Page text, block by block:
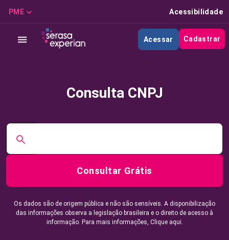
PME Acessibilidade
Acessar Cadastrar
Consulta CNPJ
Consultar Grátis
Os dados são de origem pública e não são sensíveis. A disponibilização
das informações observa a legislação brasileira e o direito de acesso à
informação. Para mais informações, Clique aqui.